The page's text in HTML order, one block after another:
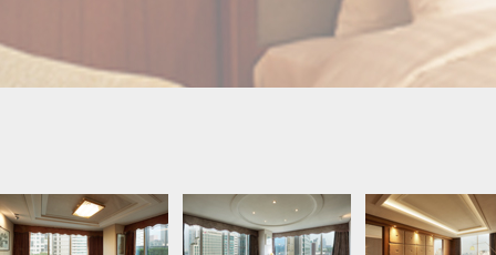
视频剪辑